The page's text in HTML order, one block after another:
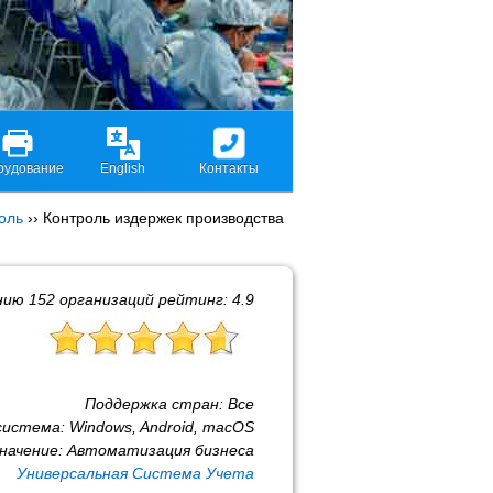
English Контакты
›› Контроль издержек производства
152 организаций рейтинг: 4.9
Поддержка стран: Все
Windows, Android, macOS
Автоматизация бизнеса
Универсальная Система Учета